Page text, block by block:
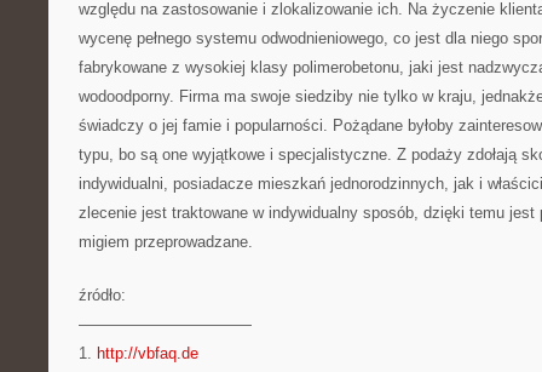
względu na zastosowanie i zlokalizowanie ich. Na życzenie
wycenę pełnego systemu odwodnieniowego, co jest dla niego
fabrykowane z wysokiej klasy polimerobetonu, jaki jest
wodoodporny. Firma ma swoje siedziby nie tylko w kraju,
świadczy o jej famie i popularności. Pożądane byłoby
typu, bo są one wyjątkowe i specjalistyczne. Z podaży zdołają
indywidualni, posiadacze mieszkań jednorodzinnych, jak i
zlecenie jest traktowane w indywidualny sposób, dzięki temu
migiem przeprowadzane.
źródło:
———————————
1. http://vbfaq.de